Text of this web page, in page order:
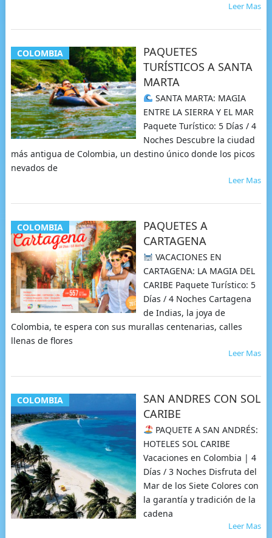
Leer Mas
COLOMBIA
PAQUETES
TURÍSTICOS A SANTA
MARTA
SANTA MARTA: MAGIA
ENTRE LA SIERRA Y EL MAR
Paquete Turístico: 5 Días / 4
Noches Descubre la ciudad
más antigua de Colombia, un destino único donde los picos
nevados de
Leer Mas
COLOMBIA
PAQUETES A
CARTAGENA
VACACIONES EN
CARTAGENA: LA MAGIA DEL
CARIBE Paquete Turístico: 5
Días / 4 Noches Cartagena
de Indias, la joya de
Colombia, te espera con sus murallas centenarias, calles
llenas de flores
Leer Mas
COLOMBIA
SAN ANDRES CON SOL
CARIBE
PAQUETE A SAN ANDRÉS:
HOTELES SOL CARIBE
Vacaciones en Colombia | 4
Días / 3 Noches Disfruta del
Mar de los Siete Colores con
la garantía y tradición de la
cadena
Leer Mas